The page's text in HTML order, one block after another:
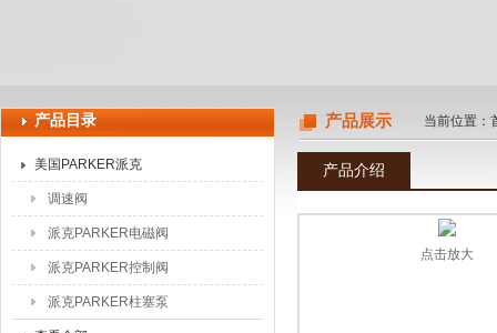
产品目录
美国PARKER派克
调速阀
派克PARKER电磁阀
派克PARKER控制阀
派克PARKER柱塞泵
产品展示 当前位置：
产品介绍
点击放大